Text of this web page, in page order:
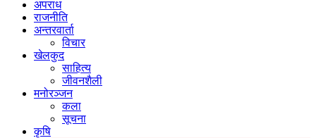
अपराध
राजनीति
अन्तरवार्ता
विचार
खेलकुद
साहित्य
जीवनशैली
मनोरञ्जन
कला
सूचना
कृषि